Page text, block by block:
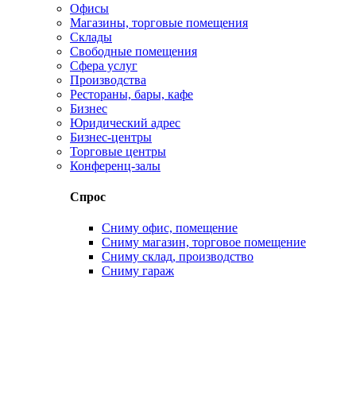
Офисы
Магазины, торговые помещения
Склады
Свободные помещения
Сфера услуг
Производства
Рестораны, бары, кафе
Бизнес
Юридический адрес
Бизнес-центры
Торговые центры
Конференц-залы
Спрос
Сниму офис, помещение
Сниму магазин, торговое помещение
Сниму склад, производство
Сниму гараж